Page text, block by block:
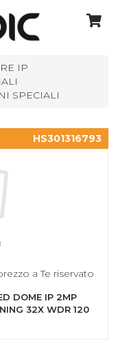
IP
SPECIALI
HS301316793
a Te riservato
DOME IP 2MP
32X WDR 120